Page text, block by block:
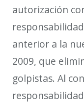
autorización
anterior a la
2009, que
golpistas. Al